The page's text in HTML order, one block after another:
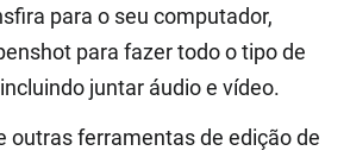
para o seu computador,
para fazer todo o tipo de
juntar áudio e vídeo.
outras ferramentas de edição de